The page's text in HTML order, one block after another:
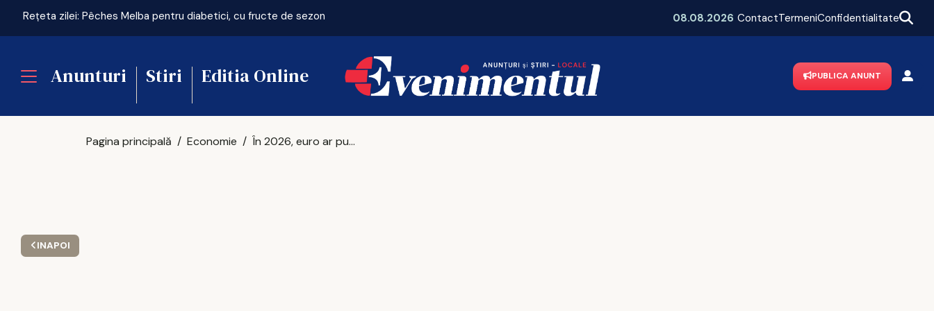
Rețeta zilei: Pêches Melba pentru diabetici, cu fructe de sezon Istanbul domină Europa la zboruri directe. Unde e Bucureștiul „Vă dau flori din soare, doamnă!”
08.08.2026 ContactTermeniConfidentialitate
Anunturi Stiri Editia Online PUBLICA ANUNT
INAPOI
Pagina principală Economie În 2026, euro ar putea avea o medie anuală de 5,18 lei